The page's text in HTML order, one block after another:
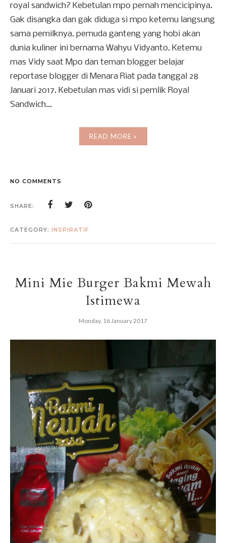
royal sandwich? Kebetulan mpo pernah mencicipinya.
Gak disangka dan gak diduga si mpo ketemu langsung
sama pemilknya. pemuda ganteng yang hobi akan
dunia kuliner ini bernama Wahyu Vidyanto. Ketemu
mas Vidy saat Mpo dan teman blogger belajar
reportase blogger di Menara Riat pada tanggal 28
Januari 2017. Kebetulan mas vidi si pemlik Royal
Sandwich...
READ MORE »
NO COMMENTS
SHARE:
CATEGORY: INSPIRATIF
Mini Mie Burger Bakmi Mewah
Istimewa
Monday, 16 January 2017